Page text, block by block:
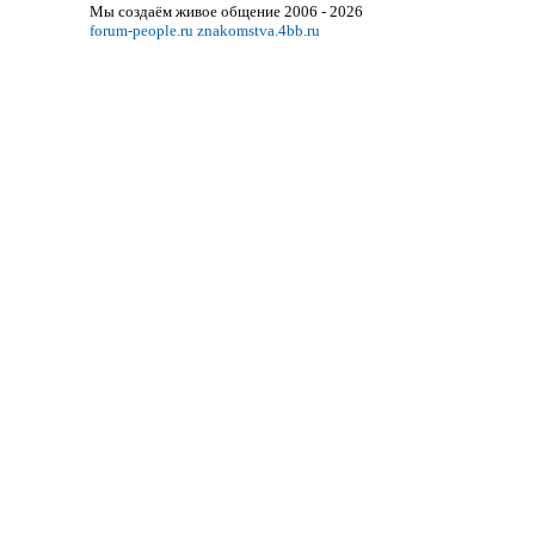
Мы создаём живое общение 2006 - 2026
forum-people.ru znakomstva.4bb.ru